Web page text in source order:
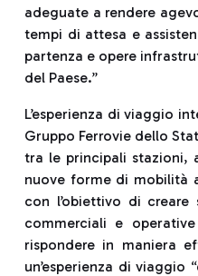
adeguate a rendere
tempi di attesa e
partenza e opere
del Paese.”
L’esperienza di viaggio
Gruppo Ferrovie dello
tra le principali stazioni,
nuove forme di mobilità
con l’obiettivo di
commerciali e
rispondere in maniera
un’esperienza di